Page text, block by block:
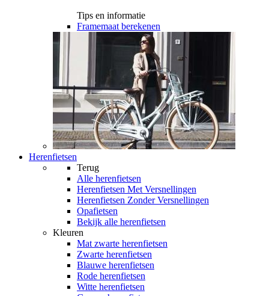
Tips en informatie
Framemaat berekenen
Herenfietsen
Terug
Alle herenfietsen
Herenfietsen Met Versnellingen
Herenfietsen Zonder Versnellingen
Opafietsen
Bekijk alle herenfietsen
Kleuren
Mat zwarte herenfietsen
Zwarte herenfietsen
Blauwe herenfietsen
Rode herenfietsen
Witte herenfietsen